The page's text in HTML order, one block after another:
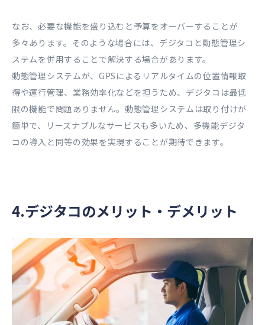
なお、必要な機能を盛り込むと予算をオーバーすることが
多々あります。そのような場合には、デジタコと動態管理シ
ステムを併用することで解決する場合があります。
動態管理システムが、GPSによるリアルタイムの位置情報取
得や運行管理、業務効率化などを担うため、デジタコは最低
限の機能で問題ありません。動態管理システムは取り付けが
簡単で、リーズナブルなサービスも多いため、多機能デジタ
コの導入と同等の効果を実現することが期待できます。
4.デジタコのメリット・デメリット